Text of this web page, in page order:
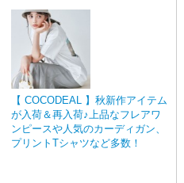
【 COCODEAL 】秋新作アイテム
が入荷＆再入荷♪上品なフレアワ
ンピースや人気のカーディガン、
プリントTシャツなど多数！